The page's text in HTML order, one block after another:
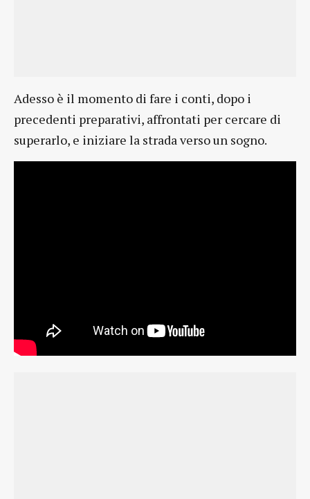
Adesso è il momento di fare i conti, dopo i
precedenti preparativi, affrontati per cercare di
superarlo, e iniziare la strada verso un sogno.